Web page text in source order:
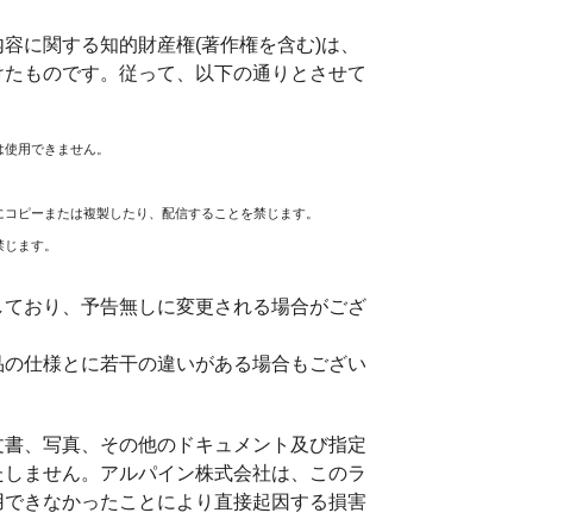
に関する知的財産権(著作権を含む)は、
ものです。従って、以下の通りとさせて
用できません。
ピーまたは複製したり、配信することを禁じます。
ます。
おり、予告無しに変更される場合がござ
仕様とに若干の違いがある場合もござい
、写真、その他のドキュメント及び指定
ません。アルパイン株式会社は、このラ
きなかったことにより直接起因する損害